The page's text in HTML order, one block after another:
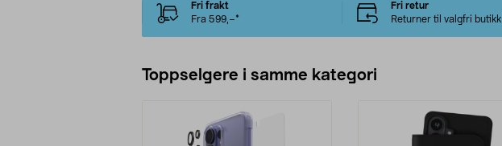
Fri frakt
Fra 599,–*
Fri retur
Returner til valgfri butikk
Toppselgere i samme kategori